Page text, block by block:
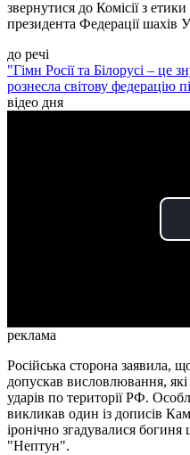
звернутися до Комісії з
президента Федерації шахів
до речі
"Гімн Росії та Білорусі – це
рознесла світову федерацію
відео дня
реклама
Російська сторона заявила,
допускав висловлювання,
ударів по території РФ.
викликав один із дописів
іронічно згадувалися богиня
"Нептун".